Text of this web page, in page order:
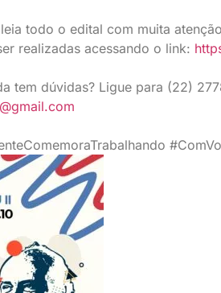
todo o edital com muita atenção
realizadas acessando o link:
tem dúvidas? Ligue para (22)